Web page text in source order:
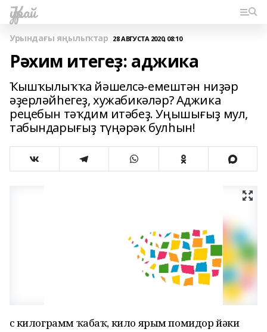
Ҡурай
Урындағы яңылыҡтар 28 АВГУСТА 2020, 08:10
Рәхим итегеҙ: аджика
Ҡышҡылыҡҡа йәшелсә-емештән ниҙәр
әҙерләйһегеҙ, хужабикәләр? Аджика
рецебын тәҡдим итәбеҙ. Уңышығыҙ мул,
табындарығыҙ түңәрәк булһын!
Өс килограмм ҡабаҡ, кило ярым помидор йәки